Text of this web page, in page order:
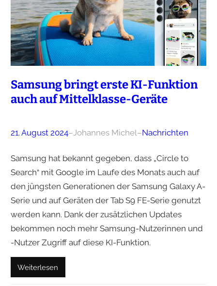
Samsung bringt erste KI-Funktion
auch auf Mittelklasse-Geräte
21. August 2024–Johannes Michel–Nachrichten
Samsung hat bekannt gegeben, dass „Circle to
Search“ mit Google im Laufe des Monats auch auf
den jüngsten Generationen der Samsung Galaxy A-
Serie und auf Geräten der Tab S9 FE-Serie genutzt
werden kann. Dank der zusätzlichen Updates
bekommen noch mehr Samsung-Nutzerinnen und
-Nutzer Zugriff auf diese KI-Funktion.
Weiterlesen